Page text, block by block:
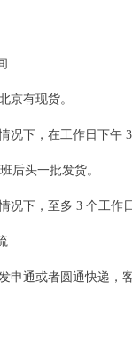
京有现货。
况下，在工作日下午
后头一批发货。
况下，至多 3 个工作
申通或者圆通快递，